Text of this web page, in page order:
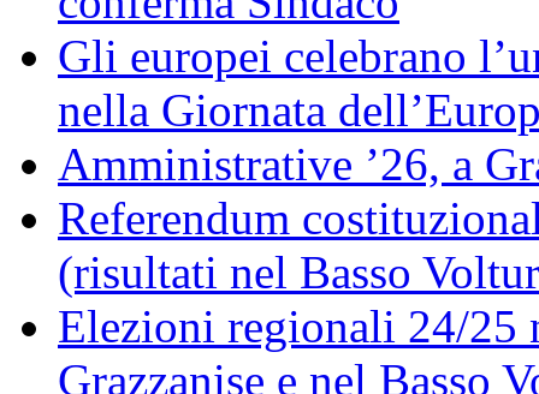
Gli europei celebrano
nella Giornata
Amministrative ’26, a
Referendum
(risultati nel Basso
Elezioni regionali 24/
Grazzanise e nel Basso